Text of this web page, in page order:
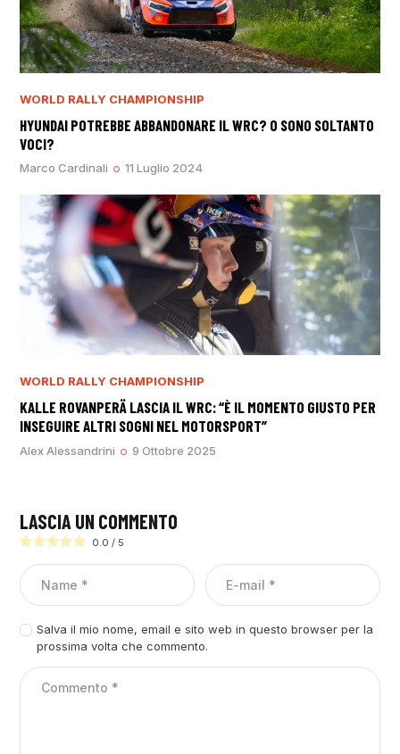
WORLD RALLY CHAMPIONSHIP
HYUNDAI POTREBBE ABBANDONARE IL WRC? O SONO SOLTANTO
VOCI?
Marco Cardinali 11 Luglio 2024
WORLD RALLY CHAMPIONSHIP
KALLE ROVANPERÄ LASCIA IL WRC: “È IL MOMENTO GIUSTO PER
INSEGUIRE ALTRI SOGNI NEL MOTORSPORT”
Alex Alessandrini 9 Ottobre 2025
LASCIA UN COMMENTO
0.0 / 5
Salva il mio nome, email e sito web in questo browser per la
prossima volta che commento.